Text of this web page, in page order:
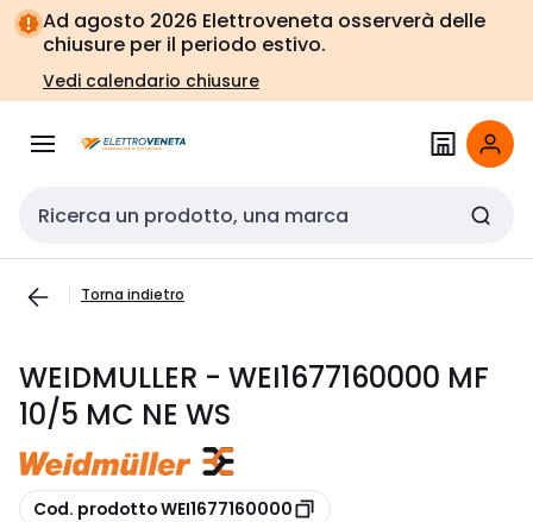
Vai alla
navigazione
Vai
alla
pagina
Ad agosto 2026 Elettroveneta osserverà delle
chiusure per il periodo estivo.
Vedi calendario chiusure
Cerca input
Torna indietro
WEIDMULLER - WEI1677160000 MF
10/5 MC NE WS
copia
Cod. prodotto WEI1677160000